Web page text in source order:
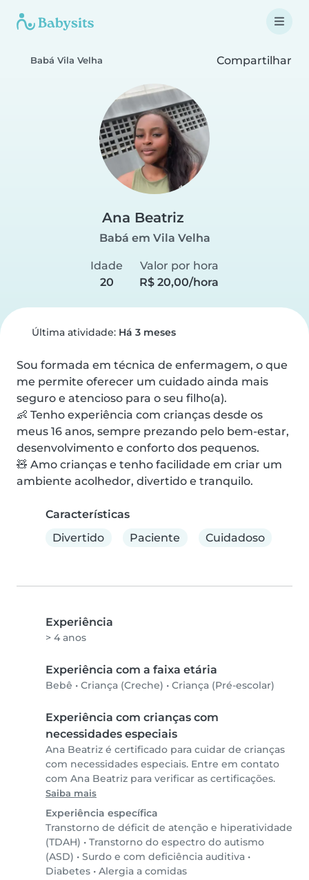
Babá Vila Velha Compartilhar
Ana Beatriz
Babá em Vila Velha
Idade
20
Valor por hora
R$ 20,00/hora
Última atividade: Há 3 meses
Sou formada em técnica de enfermagem, o que
me permite oferecer um cuidado ainda mais
seguro e atencioso para o seu filho(a).
👶 Tenho experiência com crianças desde os
meus 16 anos, sempre prezando pelo bem-estar,
desenvolvimento e conforto dos pequenos.
🧸 Amo crianças e tenho facilidade em criar um
ambiente acolhedor, divertido e tranquilo.
Características
Divertido
Paciente Cuidadoso
Experiência
> 4 anos
Experiência com a faixa etária
Bebê • Criança (Creche) • Criança (Pré-escolar)
Experiência com crianças com
necessidades especiais
Ana Beatriz é certificado para cuidar de crianças
com necessidades especiais. Entre em contato
com Ana Beatriz para verificar as certificações.
Saiba mais
Experiência específica
Transtorno de déficit de atenção e hiperatividade
(TDAH) • Transtorno do espectro do autismo
(ASD) • Surdo e com deficiência auditiva •
Diabetes • Alergia a comidas